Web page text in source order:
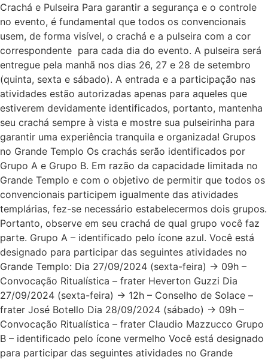
Crachá e Pulseira Para garantir a segurança e o controle
no evento, é fundamental que todos os convencionais
usem, de forma visível, o crachá e a pulseira com a cor
correspondente para cada dia do evento. A pulseira será
entregue pela manhã nos dias 26, 27 e 28 de setembro
(quinta, sexta e sábado). A entrada e a participação nas
atividades estão autorizadas apenas para aqueles que
estiverem devidamente identificados, portanto, mantenha
seu crachá sempre à vista e mostre sua pulseirinha para
garantir uma experiência tranquila e organizada! Grupos
no Grande Templo Os crachás serão identificados por
Grupo A e Grupo B. Em razão da capacidade limitada no
Grande Templo e com o objetivo de permitir que todos os
convencionais participem igualmente das atividades
templárias, fez-se necessário estabelecermos dois grupos.
Portanto, observe em seu crachá de qual grupo você faz
parte. Grupo A – identificado pelo ícone azul. Você está
designado para participar das seguintes atividades no
Grande Templo: Dia 27/09/2024 (sexta-feira) → 09h –
Convocação Ritualística – frater Heverton Guzzi Dia
27/09/2024 (sexta-feira) → 12h – Conselho de Solace –
frater José Botello Dia 28/09/2024 (sábado) → 09h –
Convocação Ritualística – frater Claudio Mazzucco Grupo
B – identificado pelo ícone vermelho Você está designado
para participar das seguintes atividades no Grande